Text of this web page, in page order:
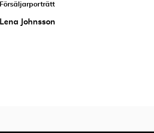
Försäljarporträtt
Lena Johnsson